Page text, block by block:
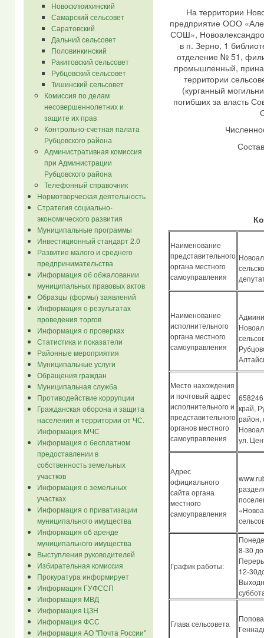
Новосклюихинский
Самарский сельсовет
Саратовский
Дальний сельсовет
Половинкинский
Ракитовский сельсовет
Рубцовский сельсовет
Тишинский сельсовет
Комиссия по делам
несовершеннолетних и
защите их прав
Контрольно-счетная палата
Рубцовского района
Административная комиссия
при Администрации
Рубцовского района
Телефонный справочник
Нормотворческая деятельность
Стратегия социально-
экономического развития
Муниципальные программы
Инвестиционный стандарт 2.0
Развитие малого и среднего
предпринимательства
Информация об обжаловании
муниципальных правовых актов
Образцы (формы) заявлений
Информация о результатах
проведения торгов
Информация о проверках
Статистика и показатели
Районные мероприятия
Муниципальные услуги
Обращения граждан
Муниципальная служба
Противодействие коррупции
Гражданская оборона и защита
населения и территории от ЧС.
Информация МЧС
Информация о бесплатном
предоставлении в
собственность земельных
участков
Информация о земельных
участках
Информация о приватизации
муниципального имущества
Информация об аренде
муниципального имущества
Выступления руководителей
Избирательная комиссия
Прокуратура информирует
Информация ГУФССП
Информация МВД
Информация ЦЗН
Информация ФСС
Информация АО "Почта России"
На территории
предприятие ООО
СОШ»,
в п. Зерно, 1
отделение № 51,
промышленный,
территории
(курганный
погибших за власть
Наименование
представительного
органа местного
самоуправления
Наименование
исполнительного
органа местного
самоуправления
Место нахождения
и почтовый адрес
исполнительного и
представительного
органов местного
самоуправления
край,
район,
ул.
Адрес
официального
сайта органа
местного
самоуправления
График работы:
8-30
12-
Глава сельсовета